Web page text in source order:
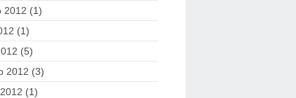
2012 (1)
(1)
(5)
2012 (3)
(1)